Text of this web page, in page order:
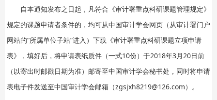
自本通知发布之日起，凡符合《审计署重点科研课题管理规定》
规定的课题申请者条件的，均可从中国审计学会网页（从审计署门户
网站的“所属单位子站”进入）下载《审计署重点科研课题立项申请
表》，填好后，将申请表纸质件（一式10份）于2018年3月20日前
（以寄出时邮戳日期为准）邮寄至中国审计学会秘书处，同时将申请
表电子件发送至中国审计学会邮箱（zgsjxh8219@126.com）。